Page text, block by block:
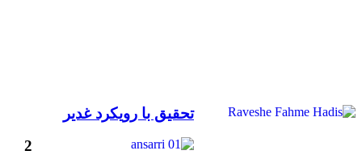
تحقیق با رویکرد غدیر
2